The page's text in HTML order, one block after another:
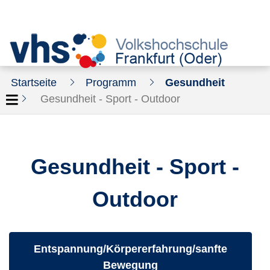
Startseite Programm
Gesundheit
Gesundheit - Sport - Outdoor
Gesundheit - Sport -
Outdoor
Kurse des folgenden Fachbereiches aufrufen:
Entspannung/Körpererfahrung/sanfte
Bewegung